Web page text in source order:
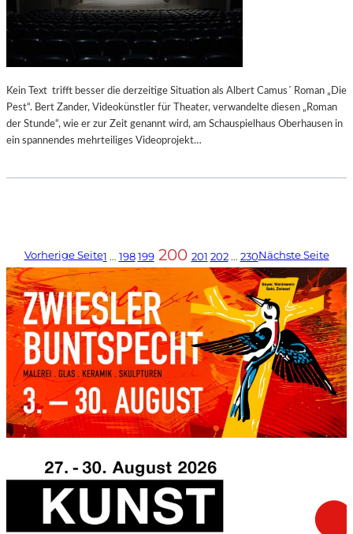
Kein Text trifft besser die derzeitige Situation als Albert Camus´ Roman „Die
Pest“. Bert Zander, Videokünstler für Theater, verwandelte diesen „Roman
der Stunde“, wie er zur Zeit genannt wird, am Schauspielhaus Oberhausen in
ein spannendes mehrteiliges Videoprojekt…
Vorherige Seite1 … 198 199 200 201 202 … 230Nächste Seite